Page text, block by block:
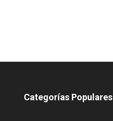
Categorías Populares